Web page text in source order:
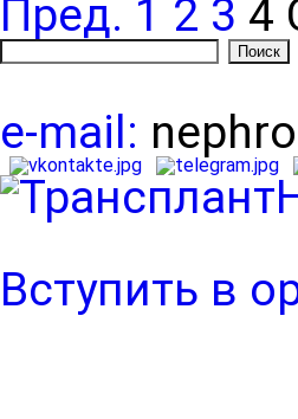
Пред. 1 2 3 4
e-mail:
Вступить в